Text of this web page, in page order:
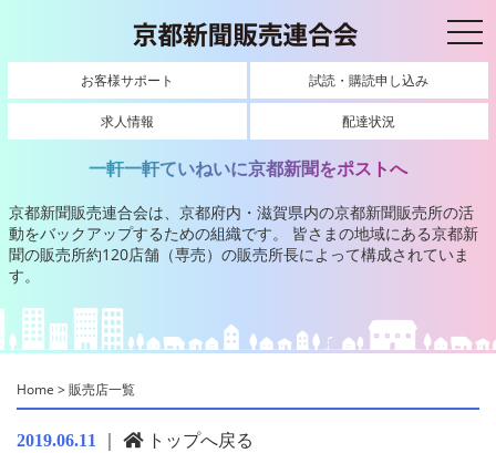
お客様サポート 試読・購読申し込み
求人情報 配達状況
一軒一軒ていねいに京都新聞をポストへ
京都新聞販売連合会は、京都府内・滋賀県内の京都新聞販売所の活
動をバックアップするための組織です。 皆さまの地域にある京都新
聞の販売所約120店舗（専売）の販売所長によって構成されていま
す。
Home >販売店一覧
2019.06.11 ｜ トップへ戻る